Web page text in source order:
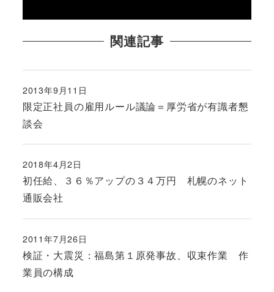
関連記事
限定正社員の雇用ルール議論＝厚労省が有識者懇
談会
投稿日
2013年9月11日
初任給、３６％アップの３４万円 札幌のネット
通販会社
投稿日
2018年4月2日
検証・大震災：福島第１原発事故、収束作業 作
業員の構成
投稿日
2011年7月26日